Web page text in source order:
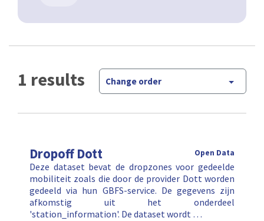
1 results Change order
Dropoff Dott Open Data
Deze dataset bevat de dropzones voor gedeelde
mobiliteit zoals die door de provider Dott worden
gedeeld via hun GBFS-service. De gegevens zijn
afkomstig uit het onderdeel
'station_information'. De dataset wordt …